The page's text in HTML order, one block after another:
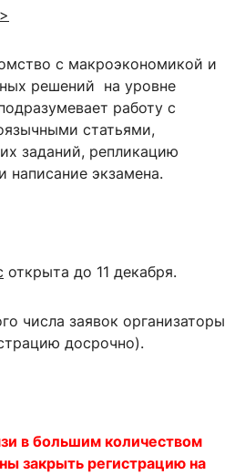
с макроэкономикой и
решений на уровне
работу с
статьями,
заданий, репликацию
написание экзамена.
открыта до 11 декабря.
числа заявок организаторы
досрочно).
в большим количеством
закрыть регистрацию на